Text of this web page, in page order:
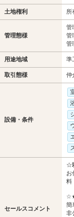
土地権利 所
管理態様
管
管
管
用途地域 準
取引態様 仲
設備・条件
セールスコメント
☆
お
料
簡
非